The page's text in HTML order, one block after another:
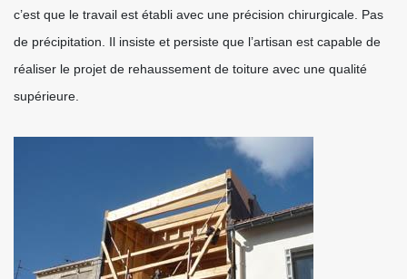
c’est que le travail est établi avec une précision chirurgicale. Pas
de précipitation. Il insiste et persiste que l’artisan est capable de
réaliser le projet de rehaussement de toiture avec une qualité
supérieure.